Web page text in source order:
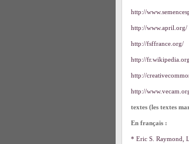
http://
http://www.april.org/
http://fsffrance.org/
http://
http://
http://
textes (les textes
En français :
* Eric S. Raymond,